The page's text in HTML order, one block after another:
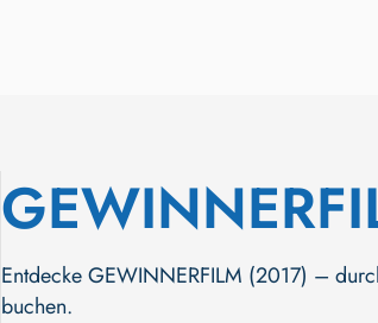
Entdecke GEWINNERFILM (2017) –
buchen.